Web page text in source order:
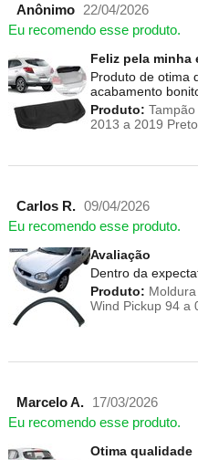
Anônimo 22/04/2026
Eu recomendo esse produto.
Feliz pela minha
Produto de otima
acabamento
Produto:
2013 a 2019 Preto
Carlos R. 09/04/2026
Eu recomendo esse produto.
Avaliação
Dentro da
Produto:
Wind Pickup 94 a
Marcelo A.
17/03/2026
Eu recomendo esse produto.
Otima qualidade